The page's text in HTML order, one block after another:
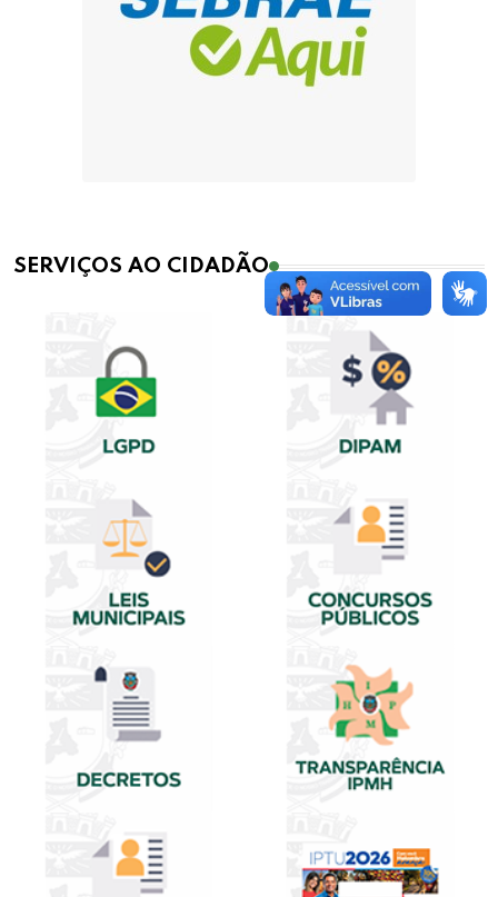
SERVIÇOS AO CIDADÃO